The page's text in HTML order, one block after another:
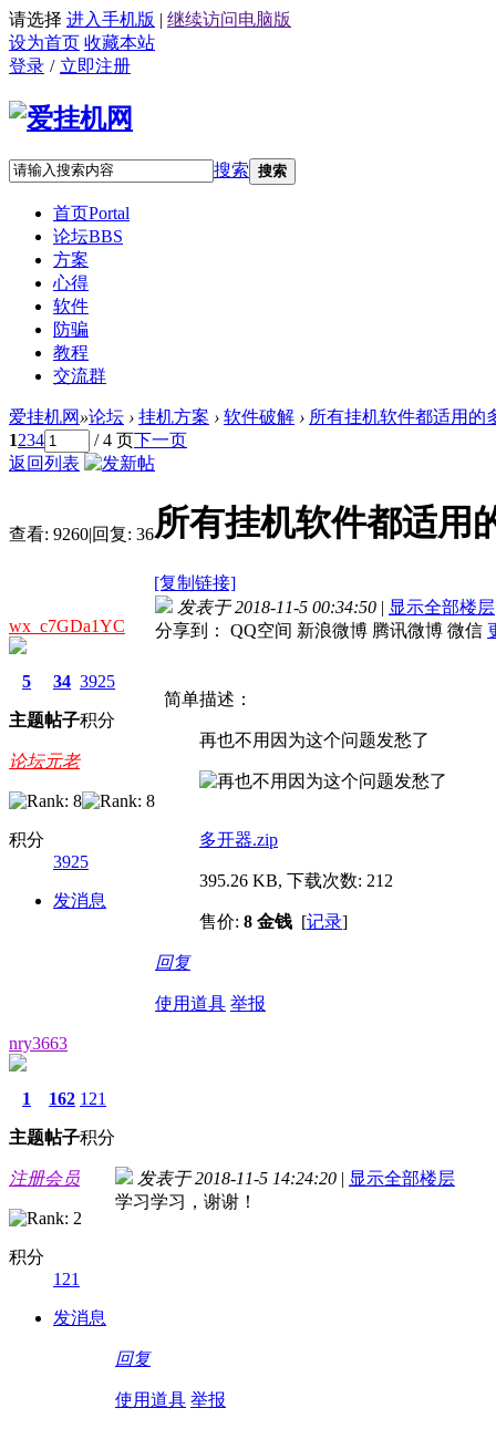
请选择 进入手机版 | 继续访问电脑版
设为首页 收藏本站
登录 / 立即注册
搜索 搜索
首页Portal
论坛BBS
方案
心得
软件
防骗
教程
交流群
爱挂机网 »论坛 › 挂机方案 › 软件破解 › 所有挂机软件都适用的
1234 / 4 页下一页
返回列表
查看: 9260|回复: 36所有挂机软件都适用
[复制链接]
wx_c7GDa1YC
5
主题
34
帖子
3925
积分
论坛元老
积分
3925
发消息
发表于 2018-11-5 00:34:50 | 显示全部楼层
分享到：
QQ空间 新浪微博 腾讯微博 微信
简单描述：
再也不用因为这个问题发愁了
多开器.zip
395.26 KB, 下载次数: 212
售价: 8 金钱 [记录]
回复
使用道具 举报
nry3663
1
主题
162
帖子
121
积分
注册会员
积分
121
发消息
发表于 2018-11-5 14:24:20 | 显示全部楼层
学习学习，谢谢！
回复
使用道具 举报